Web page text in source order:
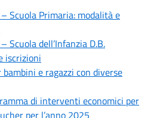
Scuola Primaria: modalità e
Scuola dell’Infanzia D.B.
iscrizioni
e ragazzi con diverse
di interventi economici per
per l’anno 2025